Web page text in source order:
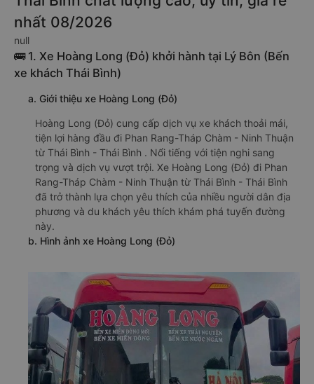
nhất 08/2026
null
🚌 1. Xe Hoàng Long (Đỏ) khởi hành tại Lý Bôn (Bến
xe khách Thái Bình)
a. Giới thiệu xe Hoàng Long (Đỏ)
Hoàng Long (Đỏ) cung cấp dịch vụ xe khách thoải mái,
tiện lợi hàng đầu đi Phan Rang-Tháp Chàm - Ninh Thuận
từ Thái Bình - Thái Bình . Nổi tiếng với tiện nghi sang
trọng và dịch vụ vượt trội. Xe Hoàng Long (Đỏ) đi Phan
Rang-Tháp Chàm - Ninh Thuận từ Thái Bình - Thái Bình
đã trở thành lựa chọn yêu thích của nhiều người dân địa
phương và du khách yêu thích khám phá tuyến đường
này.
b. Hình ảnh xe Hoàng Long (Đỏ)